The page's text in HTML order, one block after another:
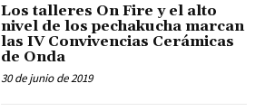
Los talleres On Fire y el alto
nivel de los pechakucha marcan
las IV Convivencias Cerámicas
de Onda
30 de junio de 2019